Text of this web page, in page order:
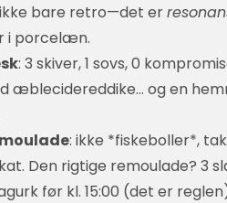
bare retro—det er
i porcelæn.
: 3 skiver, 1 sovs, 0
æblecidereddike… og en
: ikke *fiskeboller*,
Den rigtige remoulade? 3
før kl. 15:00 (det er